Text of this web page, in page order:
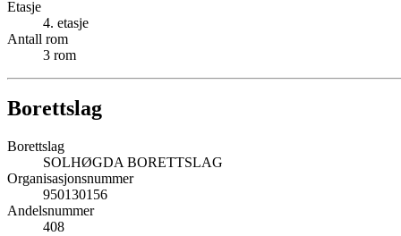
Etasje
4. etasje
Antall rom
3 rom
Borettslag
Borettslag
SOLHØGDA BORETTSLAG
Organisasjonsnummer
950130156
Andelsnummer
408